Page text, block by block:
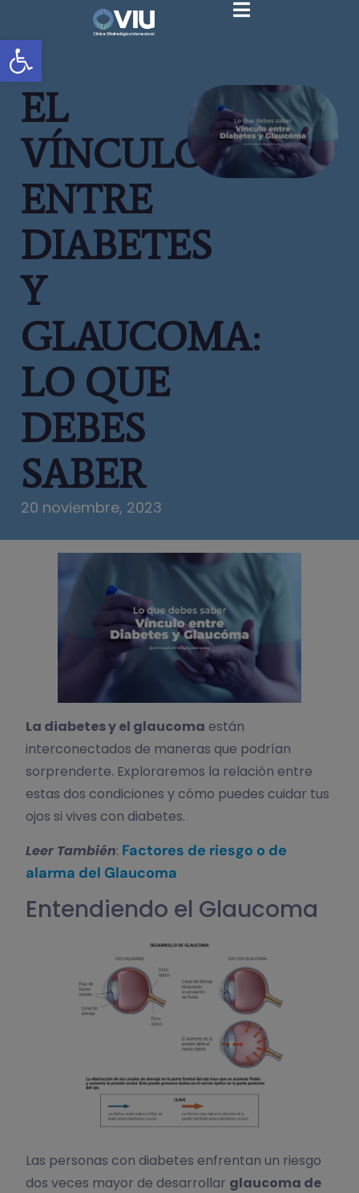
Abrir barra de herramientas
EL
VÍNCULO
ENTRE
DIABETES
Y
GLAUCOMA:
LO QUE
DEBES
SABER
20 noviembre, 2023
La diabetes y el glaucoma están
interconectados de maneras que podrían
sorprenderte. Exploraremos la relación entre
estas dos condiciones y cómo puedes cuidar tus
ojos si vives con diabetes.
Leer También: Factores de riesgo o de
alarma del Glaucoma
Entendiendo el Glaucoma
Las personas con diabetes enfrentan un riesgo
dos veces mayor de desarrollar glaucoma de